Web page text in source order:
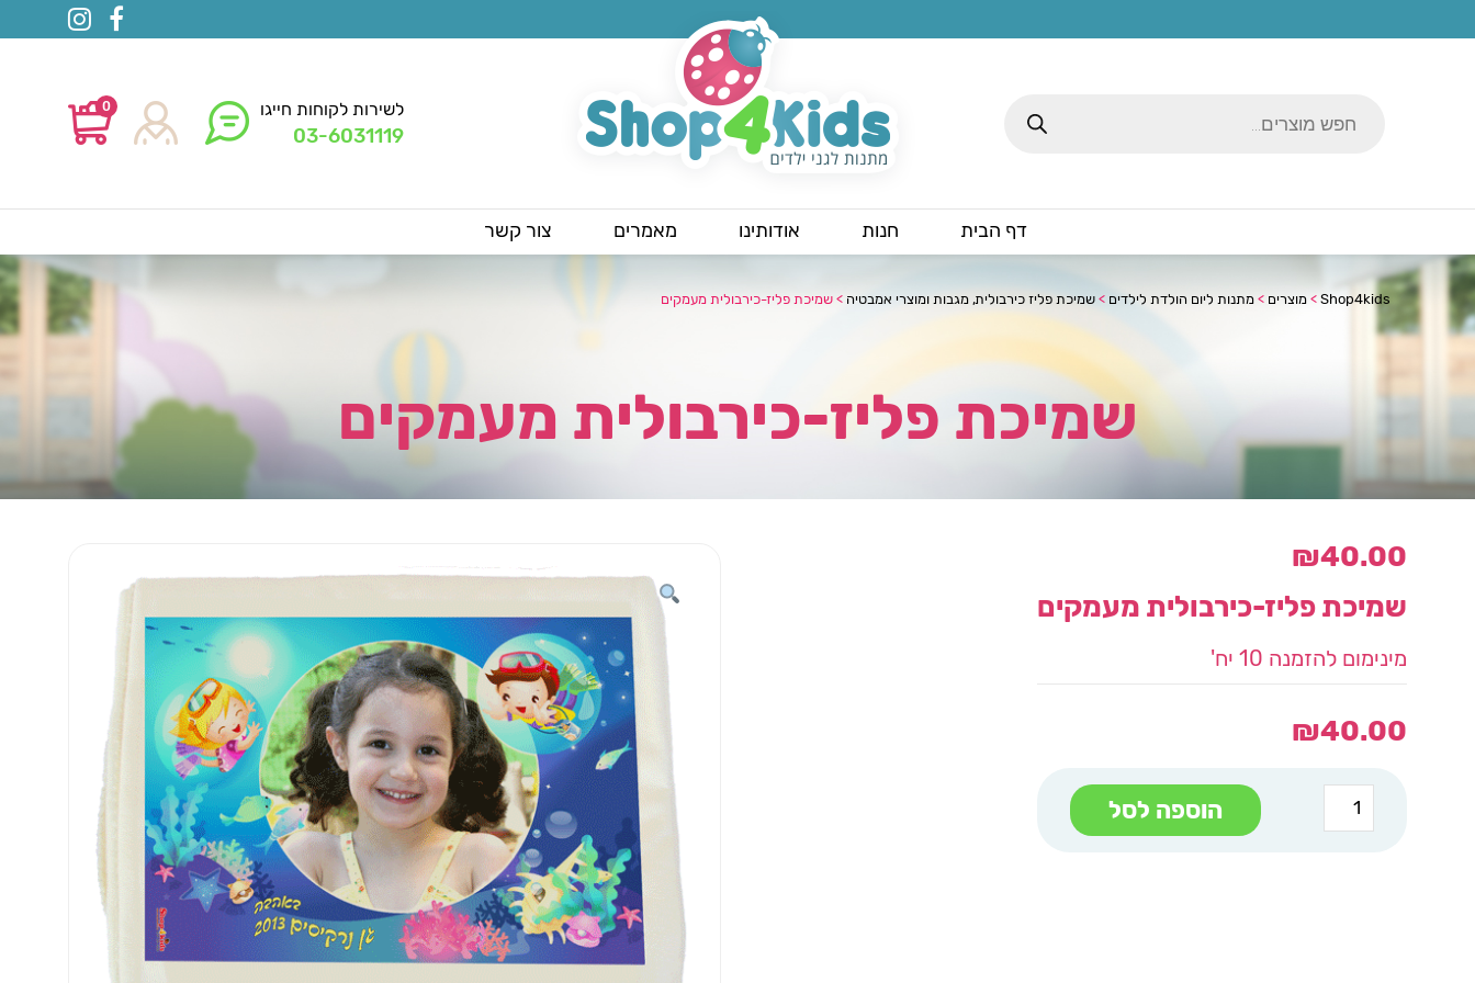
search
לשירות לקוחות חייגו
03-6031119
0
דף הבית חנות אודותינו מאמרים צור קשר
Shop4kids
> מוצרים > מתנות ליום הולדת לילדים > שמיכת פליז כירבולית, מגבות ומוצרי אמבטיה > שמיכת פליז-כירבולית מעמקים
שמיכת פליז-כירבולית מעמקים
₪40.00
שמיכת פליז-כירבולית מעמקים
מינימום להזמנה 10 יח'
₪40.00
כמות
של
שמיכת
הוספה לסל